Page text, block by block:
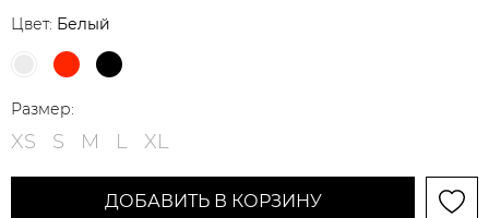
Цвет: Белый
Размер:
XS S M L XL
ДОБАВИТЬ В КОРЗИНУ